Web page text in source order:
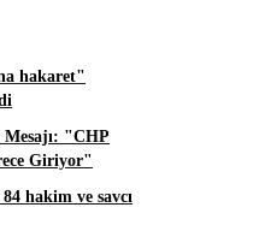
hakaret"
"CHP
Giriyor"
hakim ve savcı